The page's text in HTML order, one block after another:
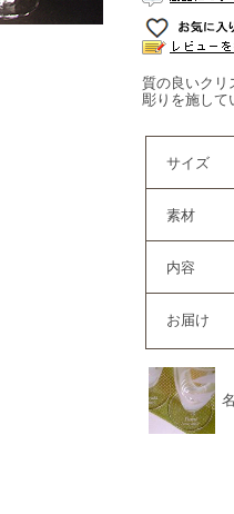
質の良いクリ
彫りを施し
サイズ
素材
内容
お届け